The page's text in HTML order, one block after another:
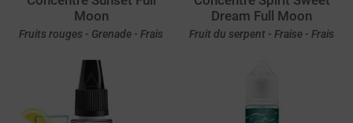
Moon
Fruits rouges - Grenade - Frais
Dream Full Moon
Fruit du serpent - Fraise - Frais